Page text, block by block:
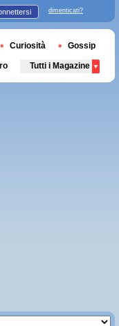
dimenticati?
Curiosità Gossip
Tutti i Magazine